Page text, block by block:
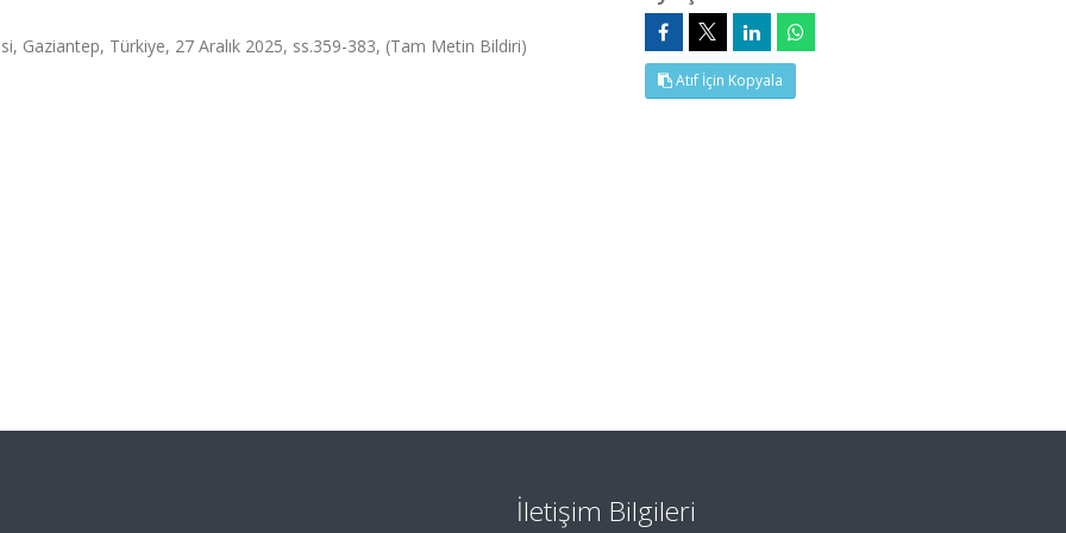
Gaziantep, Türkiye, 27 Aralık 2025, ss.359-383, (Tam Metin Bildiri)
Atıf İçin Kopyala
İletişim Bilgileri